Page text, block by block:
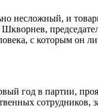
несложный, и
с которым он
год в партии,
сотрудников,